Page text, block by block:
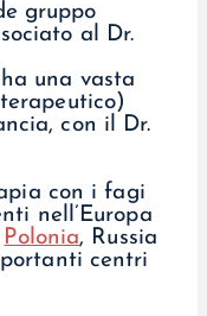
gruppo
al Dr.
una vasta
con il Dr.
con i fagi
nell’Europa
Polonia, Russia
centri